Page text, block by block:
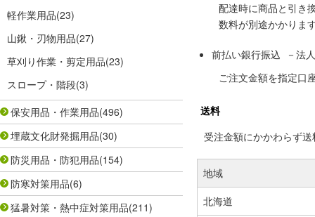
軽作業用品(23)
山鍬・刃物用品(27)
草刈り作業・剪定用品(23)
スロープ・階段(3)
保安用品・作業用品(496)
埋蔵文化財発掘用品(30)
防災用品・防犯用品(154)
防寒対策用品(6)
猛暑対策・熱中症対策用品(211)
配達時に商品と引き
数料が別途かかりま
前払い銀行振込 －法
ご注文金額を指定口
送料
受注金額にかかわらず
地域
北海道